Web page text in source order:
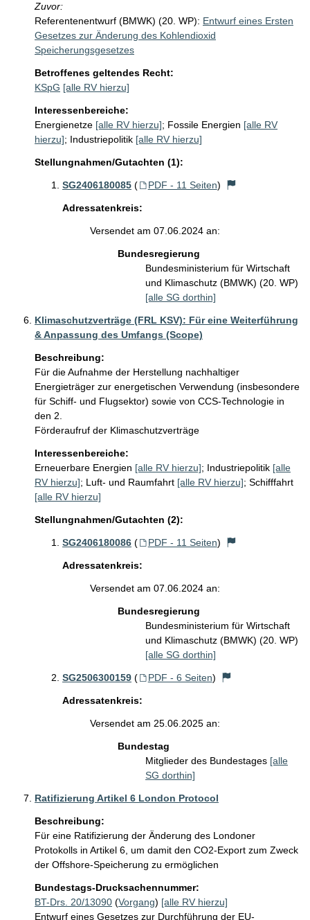
Zuvor:
Referentenentwurf (BMWK) (20. WP): Entwurf eines Ersten
Gesetzes zur Änderung des Kohlendioxid
Speicherungsgesetzes
Betroffenes geltendes Recht:
KSpG [alle RV hierzu]
Interessenbereiche:
Energienetze [alle RV hierzu]; Fossile Energien [alle RV
hierzu]; Industriepolitik [alle RV hierzu]
Stellungnahmen/Gutachten (1):
SG2406180085 ( PDF - 11 Seiten)
Adressatenkreis:
Versendet am 07.06.2024 an:
Bundesregierung
Bundesministerium für Wirtschaft
und Klimaschutz (BMWK) (20. WP)
[alle SG dorthin]
Klimaschutzverträge (FRL KSV): Für eine Weiterführung
& Anpassung des Umfangs (Scope)
Beschreibung:
Für die Aufnahme der Herstellung nachhaltiger
Energieträger zur energetischen Verwendung (insbesondere
für Schiff- und Flugsektor) sowie von CCS-Technologie in
den 2.
Interessenbereiche:
Erneuerbare Energien [alle RV hierzu]; Industriepolitik [alle
RV hierzu]; Luft- und Raumfahrt [alle RV hierzu]; Schifffahrt
[alle RV hierzu]
Stellungnahmen/Gutachten (2):
SG2406180086 ( PDF - 11 Seiten)
Adressatenkreis:
Versendet am 07.06.2024 an:
Bundesregierung
Bundesministerium für Wirtschaft
und Klimaschutz (BMWK) (20. WP)
[alle SG dorthin]
SG2506300159 ( PDF - 6 Seiten)
Adressatenkreis:
Versendet am 25.06.2025 an:
Bundestag
Mitglieder des Bundestages [alle
SG dorthin]
Ratifizierung Artikel 6 London Protocol
Beschreibung:
Für eine Ratifizierung der Änderung des Londoner
Protokolls in Artikel 6, um damit den CO2-Export zum Zweck
der Offshore-Speicherung zu ermöglichen
Bundestags-Drucksachennummer:
BT-Drs. 20/13090 (Vorgang) [alle RV hierzu]
Entwurf eines Gesetzes zur Durchführung der EU-